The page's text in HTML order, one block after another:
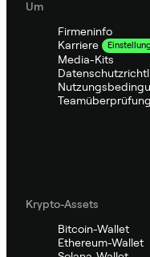
Um
Firmeninfo
Karriere
Einstellung
Media-Kits
Teamüberprüfung
Krypto-Assets
Bitcoin-Wallet
Ethereum-Wallet